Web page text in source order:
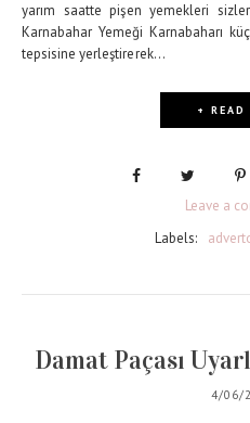
yarım saatte pişen yemekleri
Karnabahar Yemeği Karnabaharı
tepsisine yerleştirerek...
+ READ
Leave a
Labels:
Damat Paçası
4/06/